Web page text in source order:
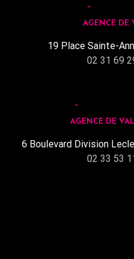
AGENCE DE
19 Place Sainte-
02 31 69
AGENCE DE
6 Boulevard Division
02 33 53